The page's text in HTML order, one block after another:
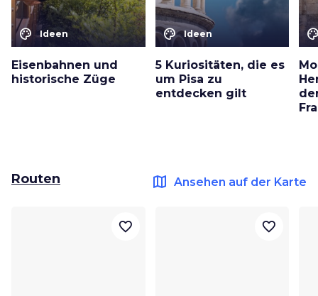
color_lens Ideen
Eisenbahnen und
historische Züge
color_lens Ideen
5 Kuriositäten, die es
um Pisa zu
entdecken gilt
Routen map Ansehen auf der Karte
favorite_border favorite_border